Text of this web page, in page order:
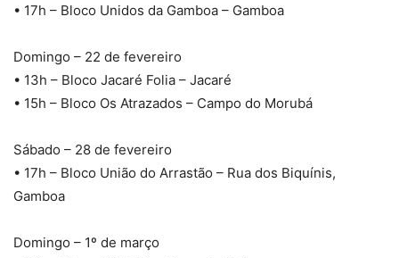
• 17h – Bloco Unidos da Gamboa – Gamboa
Domingo – 22 de fevereiro
• 13h – Bloco Jacaré Folia – Jacaré
• 15h – Bloco Os Atrazados – Campo do Morubá
Sábado – 28 de fevereiro
• 17h – Bloco União do Arrastão – Rua dos Biquínis,
Gamboa
Domingo – 1º de março